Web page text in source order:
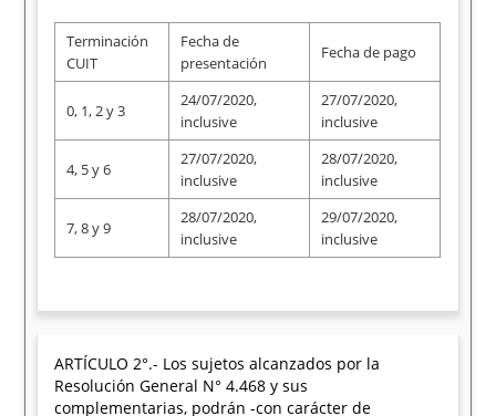
Terminación
CUIT
Fecha de
presentación
Fecha de pago
0, 1, 2 y 3
24/07/2020,
inclusive
27/07/2020,
inclusive
4, 5 y 6
27/07/2020,
inclusive
28/07/2020,
inclusive
7, 8 y 9
28/07/2020,
inclusive
29/07/2020,
inclusive
ARTÍCULO 2°.- Los sujetos alcanzados por la
Resolución General N° 4.468 y sus
complementarias, podrán -con carácter de